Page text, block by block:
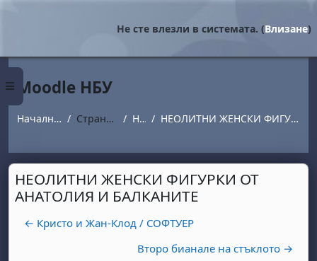
Страничен панел
Не сте влезли в системата. (Влизане)
Moodle НБУ
Начална страница Страници от сайта Новини НЕОЛИТНИ ЖЕНСКИ ФИГУРКИ ОТ АНАТОЛИЯ И БАЛКАНИТЕ
НЕОЛИТНИ ЖЕНСКИ ФИГУРКИ ОТ
АНАТОЛИЯ И БАЛКАНИТЕ
← Кристо и Жан-Клод / СОФТУЕР
Второ бианале на стъклото →